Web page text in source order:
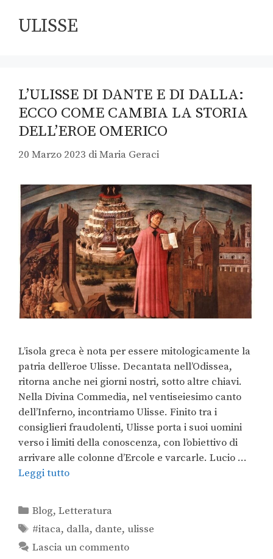
ULISSE
L’ULISSE DI DANTE E DI DALLA:
ECCO COME CAMBIA LA STORIA
DELL’EROE OMERICO
20 Marzo 2023 diMaria Geraci
L’isola greca è nota per essere mitologicamente la
patria dell’eroe Ulisse. Decantata nell’Odissea,
ritorna anche nei giorni nostri, sotto altre chiavi.
Nella Divina Commedia, nel ventiseiesimo canto
dell’Inferno, incontriamo Ulisse. Finito tra i
consiglieri fraudolenti, Ulisse porta i suoi uomini
verso i limiti della conoscenza, con l’obiettivo di
arrivare alle colonne d’Ercole e varcarle. Lucio …
Leggi tutto
Blog,Letteratura
#itaca, dalla, dante, ulisse
Lascia un commento